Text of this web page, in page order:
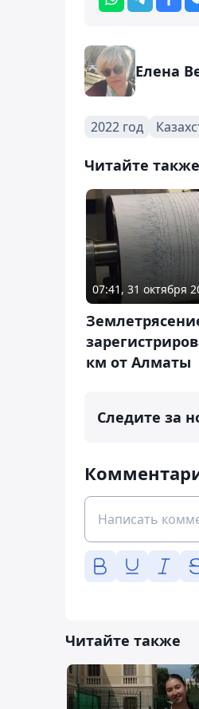
Елена
2022 год
Читайте также
07:41, 31 октября
км от Алматы
Следите за
Читайте также